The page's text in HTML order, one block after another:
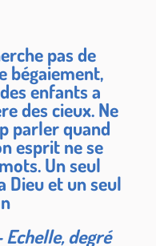
pas de
bégaiement,
enfants a
des cieux. Ne
parler quand
esprit ne se
Un seul
Dieu et un seul
degré